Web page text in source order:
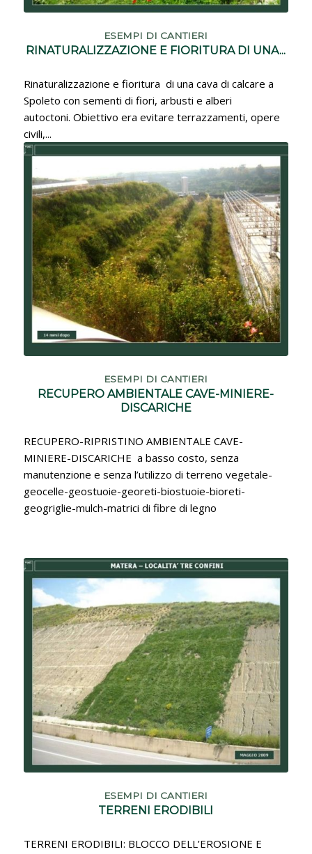
ESEMPI DI CANTIERI
RINATURALIZZAZIONE E FIORITURA DI UNA...
Rinaturalizzazione e fioritura di una cava di calcare a
Spoleto con sementi di fiori, arbusti e alberi
autoctoni. Obiettivo era evitare terrazzamenti, opere
civili,...
ESEMPI DI CANTIERI
RECUPERO AMBIENTALE CAVE-MINIERE-
DISCARICHE
RECUPERO-RIPRISTINO AMBIENTALE CAVE-
MINIERE-DISCARICHE a basso costo, senza
manutenzione e senza l’utilizzo di terreno vegetale-
geocelle-geostuoie-georeti-biostuoie-bioreti-
geogriglie-mulch-matrici di fibre di legno
ESEMPI DI CANTIERI
TERRENI ERODIBILI
TERRENI ERODIBILI: BLOCCO DELL’EROSIONE E